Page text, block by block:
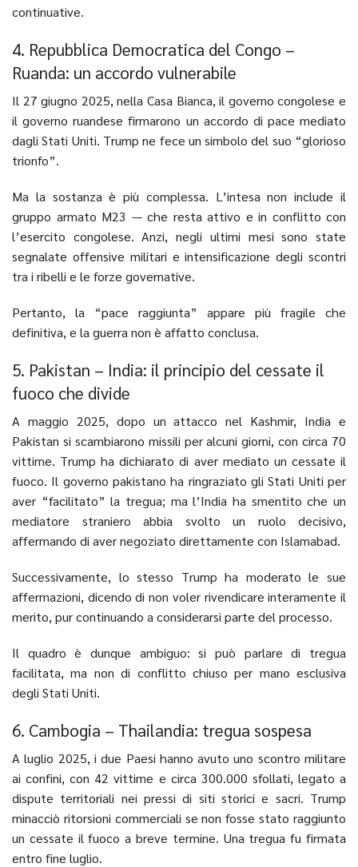
continuative.
4. Repubblica Democratica del Congo –
Ruanda: un accordo vulnerabile
Il 27 giugno 2025, nella Casa Bianca, il governo congolese e
il governo ruandese firmarono un accordo di pace mediato
dagli Stati Uniti. Trump ne fece un simbolo del suo “glorioso
trionfo”.
Ma la sostanza è più complessa. L’intesa non include il
gruppo armato M23 — che resta attivo e in conflitto con
l’esercito congolese. Anzi, negli ultimi mesi sono state
segnalate offensive militari e intensificazione degli scontri
tra i ribelli e le forze governative.
Pertanto, la “pace raggiunta” appare più fragile che
definitiva, e la guerra non è affatto conclusa.
5. Pakistan – India: il principio del cessate il
fuoco che divide
A maggio 2025, dopo un attacco nel Kashmir, India e
Pakistan si scambiarono missili per alcuni giorni, con circa 70
vittime. Trump ha dichiarato di aver mediato un cessate il
fuoco. Il governo pakistano ha ringraziato gli Stati Uniti per
aver “facilitato” la tregua; ma l’India ha smentito che un
mediatore straniero abbia svolto un ruolo decisivo,
affermando di aver negoziato direttamente con Islamabad.
Successivamente, lo stesso Trump ha moderato le sue
affermazioni, dicendo di non voler rivendicare interamente il
merito, pur continuando a considerarsi parte del processo.
Il quadro è dunque ambiguo: si può parlare di tregua
facilitata, ma non di conflitto chiuso per mano esclusiva
degli Stati Uniti.
6. Cambogia – Thailandia: tregua sospesa
A luglio 2025, i due Paesi hanno avuto uno scontro militare
ai confini, con 42 vittime e circa 300.000 sfollati, legato a
dispute territoriali nei pressi di siti storici e sacri. Trump
minacciò ritorsioni commerciali se non fosse stato raggiunto
un cessate il fuoco a breve termine. Una tregua fu firmata
entro fine luglio.